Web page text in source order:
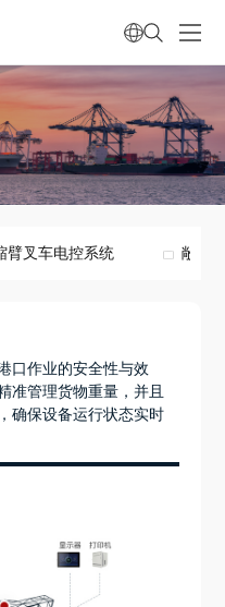
臂叉车电控系统 敞车
口作业的安全性与效
准管理货物重量，并且
确保设备运行状态实时